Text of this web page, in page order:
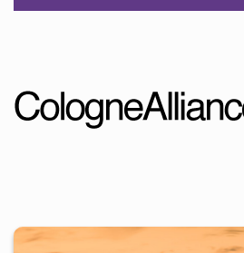
START
Satzung